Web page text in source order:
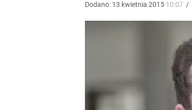
Dodano: 13 kwietnia 2015 10:07 /